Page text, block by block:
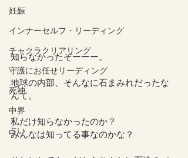
妊娠
インナーセルフ・リーディング
チャクラクリアリング
守護にお任せリーディング
死神
中界
占い
知らなかったぞーーー。
地球の内部、そんなに石まみれだったな
んて。
私だけ知らなかったのか？
みんなは知ってる事なのかな？